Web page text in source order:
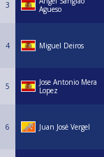
3
Agueso
4 Miguel Deiros
5
Jose Antonio Mera
Lopez
6 Juan José Vergel